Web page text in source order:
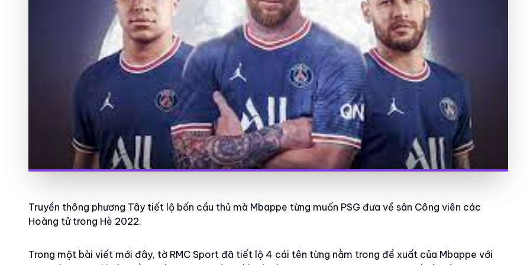
Truyền thông phương Tây tiết lộ bốn cầu thủ mà Mbappe từng muốn PSG đưa về sân Công viên các
Hoàng tử trong Hè 2022.
Trong một bài viết mới đây, tờ RMC Sport đã tiết lộ 4 cái tên từng nằm trong đề xuất của Mbappe với